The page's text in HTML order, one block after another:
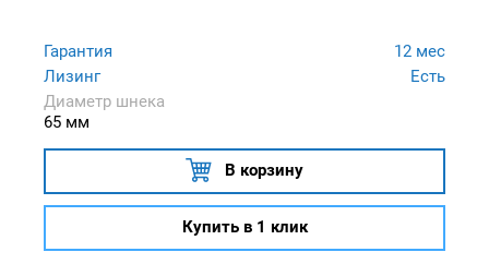
Гарантия
12 мес
Лизинг
Есть
Диаметр шнека
65 мм
В корзину
Купить в 1 клик